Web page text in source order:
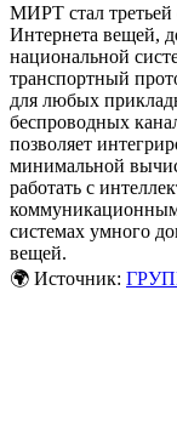
МИРТ стал третьей
Интернета вещей,
национальной
транспортный
для любых
беспроводных
позволяет
минимальной
работать с
системах умного
вещей.
🌍 Источник: